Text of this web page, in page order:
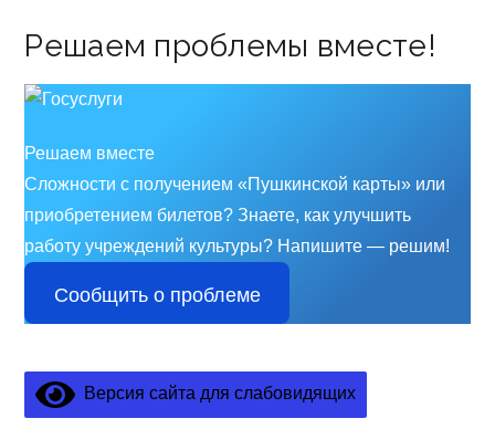
Решаем проблемы вместе!
Решаем вместе
Сложности с получением «Пушкинской карты» или
приобретением билетов? Знаете, как улучшить
работу учреждений культуры? Напишите — решим!
Сообщить о проблеме
Версия сайта для слабовидящих